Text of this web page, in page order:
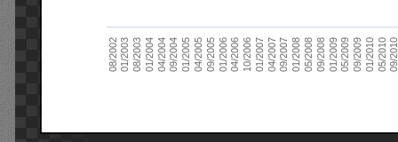
08/200201/200308/200301/200404/200409/200401/200504/200509/200501/200604/200610/200601/200704/200709/200701/200805/200809/200801/200905/200909/200901/201005/201009/